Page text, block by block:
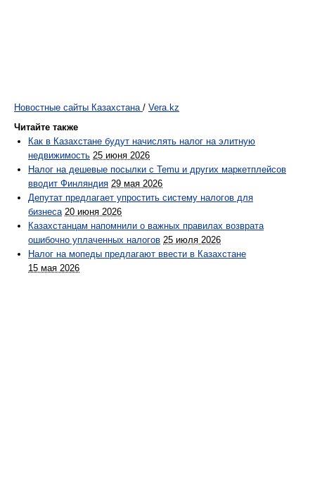
Новостные сайты Казахстана / Vera.kz
Читайте также
Как в Казахстане будут начислять налог на элитную
недвижимость 25 июня 2026
Налог на дешевые посылки с Temu и других маркетплейсов
вводит Финляндия 29 мая 2026
Депутат предлагает упростить систему налогов для
бизнеса 20 июня 2026
Казахстанцам напомнили о важных правилах возврата
ошибочно уплаченных налогов 25 июля 2026
Налог на мопеды предлагают ввести в Казахстане
15 мая 2026